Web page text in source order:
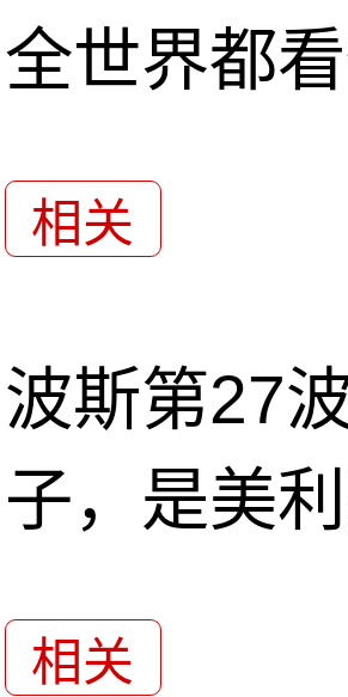
全世界都
相关
波斯第27
子，是美
相关